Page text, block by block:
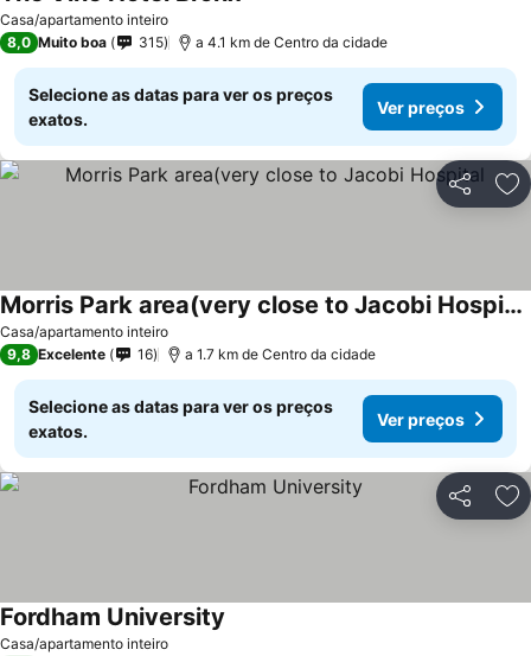
Casa/apartamento inteiro
8,0 Muito boa 315 a 4.1 km de Centro da cidade
Selecione as datas para ver os preços
exatos.
Ver preços
Partilhar
Casa/apartamento inteiro
Morris Park area(very close to Jacobi Hospital
9,8 Excelente 16 a 1.7 km de Centro da cidade
Selecione as datas para ver os preços
exatos.
Ver preços
Partilhar
Casa/apartamento inteiro
Fordham University